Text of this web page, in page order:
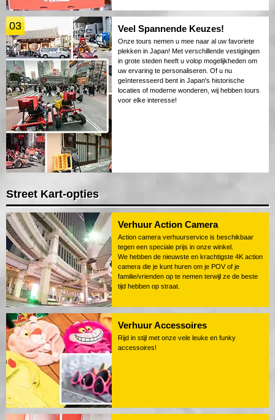
03 Veel Spannende Keuzes!
Onze tours nemen u mee naar al uw favoriete
plekken in Japan! Met verschillende vestigingen
in grote steden heeft u volop mogelijkheden om
uw ervaring te personaliseren. Of u nu
geïnteresseerd bent in Japan's historische
locaties of moderne wonderen, wij hebben tours
voor elke interesse!
Street Kart-opties
Verhuur Action Camera
Action camera verhuurservice is beschikbaar
tegen een speciale prijs in onze winkel.
We hebben de nieuwste en krachtigste 4K action
camera die je kunt huren om je POV of je
familie/vrienden op te nemen terwijl ze de beste
tijd hebben op straat.
Verhuur Accessoires
Rijd in stijl met onze vele leuke en funky
accessoires!